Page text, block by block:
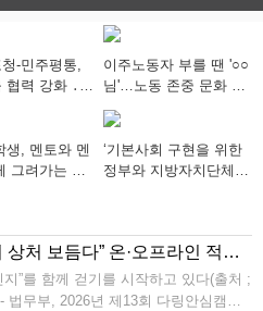
-민주평통,
협력 강화 ․
화, 차세대
에 알리다”
이주노동자 부를 땐 '○○
님'…노동 존중 문화 확
산 캠페인 추진
생, 멘토와 멘
그려가는 새
‘기본사회 구현을 위한
정부와 지방자치단체의
“함께 걸으며 상처 보듬다” 온·오프라인 적신 2만 3천 명의‘안심 발걸음’
지”를 함께 걷기를 시작하고 있다(출처 ;
법무부, 2026년 제13회 다링안심캠페